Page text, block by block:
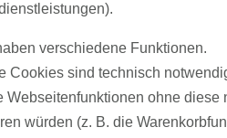
verschiedene Funktionen.
Cookies sind technisch
Webseitenfunktionen ohne diese
würden (z. B. die